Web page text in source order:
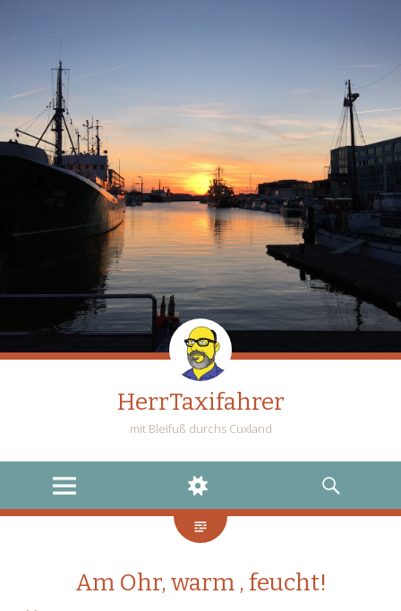
HerrTaxifahrer
mit Bleifuß durchs Cuxland
MENU
WIDGETS
SEARCH
Am Ohr, warm , feucht!